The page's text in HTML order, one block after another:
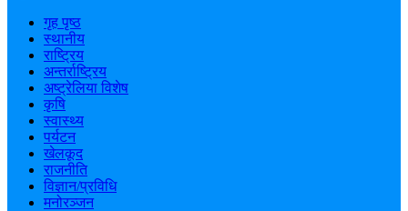
गृह पृष्ठ
स्थानीय
राष्ट्रिय
अन्तर्राष्ट्रिय
अष्ट्रेलिया विशेष
कृषि
स्वास्थ्य
पर्यटन
खेलकूद
राजनीति
विज्ञान/प्रविधि
मनोरञ्जन